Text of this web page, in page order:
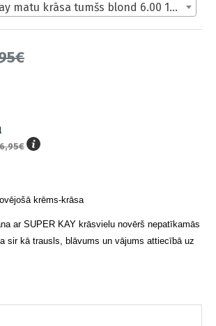
6,95€
Kepro Super Kay matu krāsa tumšs blond 6.00 180ml
krēms-krāsa
ar SUPER KAY krāsvielu novērš nepatīkamās
sir kā trausls , blāvums un vājums attiecībā uz